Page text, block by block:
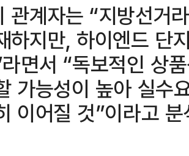
관계자는 “지방선거
하지만, 하이엔드 단
면서 “독보적인 상
가능성이 높아 실수
이어질 것”이라고